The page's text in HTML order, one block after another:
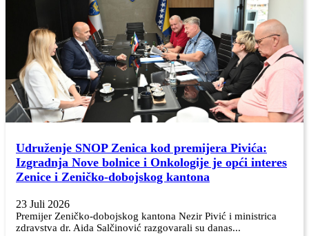
Udruženje SNOP Zenica kod premijera Pivića:
Izgradnja Nove bolnice i Onkologije je opći interes
Zenice i Zeničko-dobojskog kantona
23 Juli 2026
Premijer Zeničko-dobojskog kantona Nezir Pivić i ministrica
zdravstva dr. Aida Salčinović razgovarali su danas...